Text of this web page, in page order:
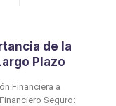
de la
Plazo
Financiera a
Seguro: